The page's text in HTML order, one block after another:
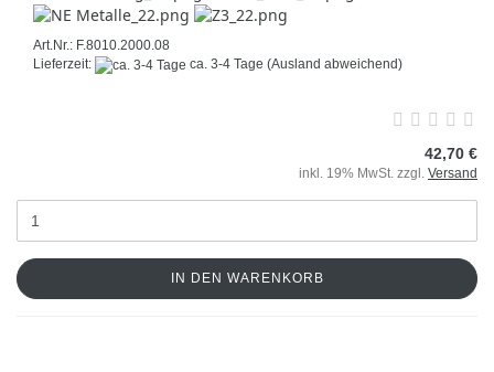
Art.Nr.: F.8010.2000.08
Lieferzeit:
ca. 3-4 Tage (Ausland abweichend)
42,70 €
inkl. 19% MwSt. zzgl. Versand
IN DEN WARENKORB